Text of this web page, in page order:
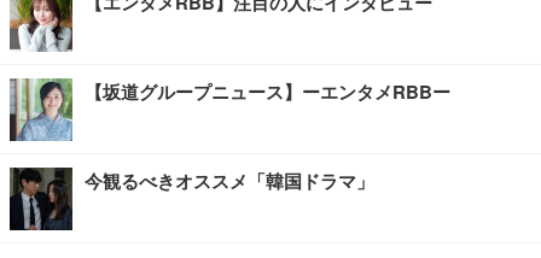
【坂道グループニュース】ーエンタメRBBー
今観るべきオススメ「韓国ドラマ」